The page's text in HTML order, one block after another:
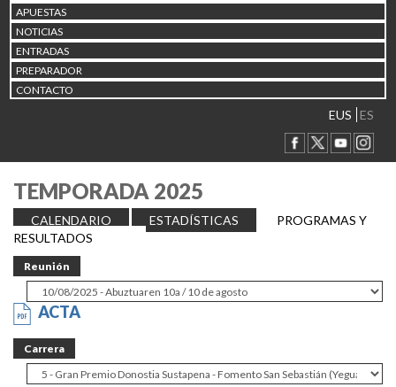
APUESTAS
NOTICIAS
ENTRADAS
PREPARADOR
CONTACTO
EUS ES
TEMPORADA 2025
CALENDARIO ESTADÍSTICAS
PROGRAMAS Y
RESULTADOS
Reunión
ACTA
Carrera